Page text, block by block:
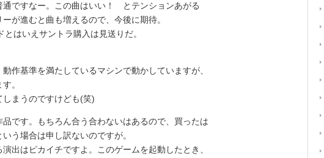
ですなー。この曲はいい！ とテンションあがる
が進むと曲も増えるので、今後に期待。
はいえサントラ購入は見送りだ。
作基準を満たしているマシンで動かしていますが、
。
まうのですけども(笑)
です。もちろん合う合わないはあるので、買ったは
う場合は申し訳ないのですが。
出はピカイチですよ。このゲームを起動したとき、